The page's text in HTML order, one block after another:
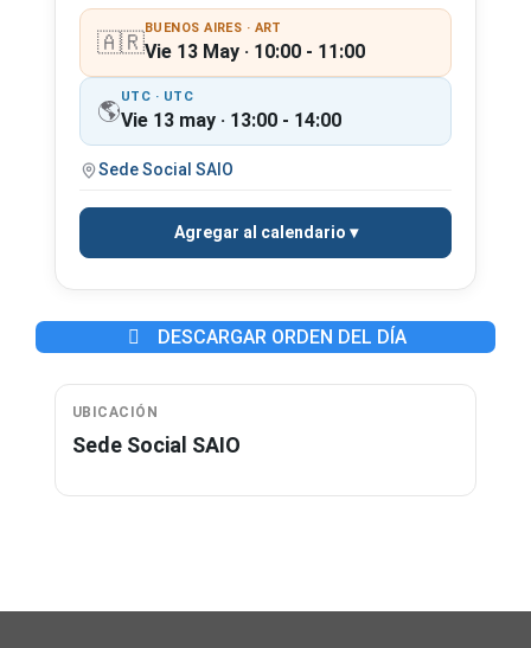
🇦🇷
BUENOS AIRES · ART
Vie 13 May · 10:00 - 11:00
🌎
UTC · UTC
Vie 13 may · 13:00 - 14:00
Sede Social SAIO
Agregar al calendario
DESCARGAR ORDEN DEL DÍA
UBICACIÓN
Sede Social SAIO